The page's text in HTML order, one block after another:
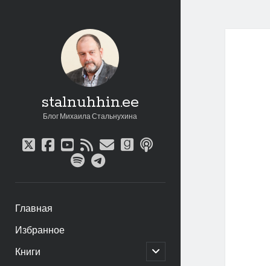
stalnuhhin.ee
Блог Михаила Стальнухина
twitter
facebook
youtube
rssemailgoodreads
podcast
spotifytelegram
Главная
Избранное
Книги
открыть
дочернее